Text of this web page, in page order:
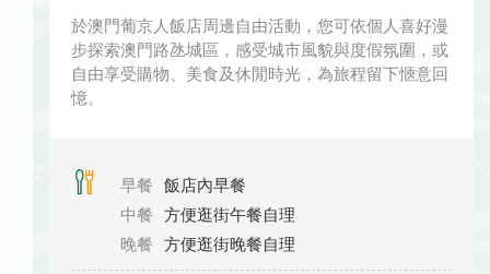
於澳門葡京人飯店周邊自由活動，您可依個人喜好漫
步探索澳門路氹城區，感受城市風貌與度假氛圍，或
自由享受購物、美食及休閒時光，為旅程留下愜意回
憶。
早餐
飯店內早餐
中餐
方便逛街午餐自理
晚餐
方便逛街晚餐自理